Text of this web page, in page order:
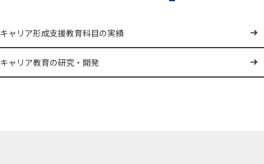
キャリア形成支援教育科目の実績
キャリア教育の研究・開発